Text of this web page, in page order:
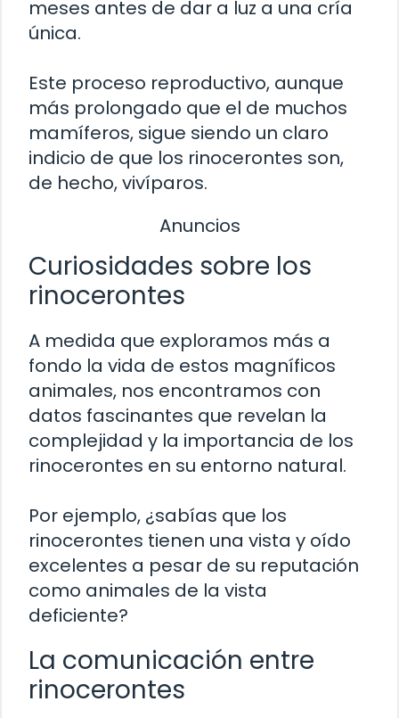
meses antes de dar a luz a una cría
única.
Este proceso reproductivo, aunque
más prolongado que el de muchos
mamíferos, sigue siendo un claro
indicio de que los rinocerontes son,
de hecho, vivíparos.
Anuncios
Curiosidades sobre los
rinocerontes
A medida que exploramos más a
fondo la vida de estos magníficos
animales, nos encontramos con
datos fascinantes que revelan la
complejidad y la importancia de los
rinocerontes en su entorno natural.
Por ejemplo, ¿sabías que los
rinocerontes tienen una vista y oído
excelentes a pesar de su reputación
como animales de la vista
deficiente?
La comunicación entre
rinocerontes